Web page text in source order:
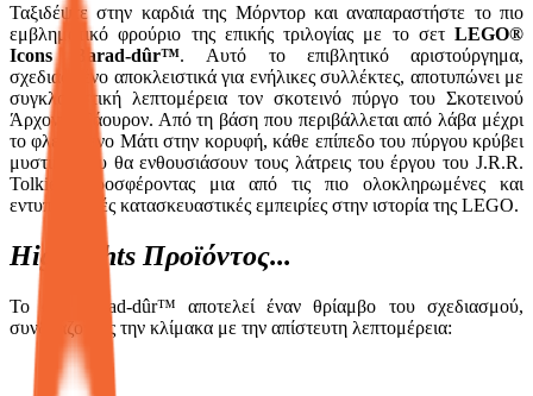
Ταξιδέψτε στην καρδιά της Μόρντορ και αναπαραστήστε το πιο
εμβληματικό φρούριο της επικής τριλογίας με το σετ LEGO®
Icons Barad-dûr™. Αυτό το επιβλητικό αριστούργημα,
σχεδιασμένο αποκλειστικά για ενήλικες συλλέκτες, αποτυπώνει με
συγκλονιστική λεπτομέρεια τον σκοτεινό πύργο του Σκοτεινού
Άρχοντα Σάουρον. Από τη βάση που περιβάλλεται από λάβα μέχρι
το φλεγόμενο Μάτι στην κορυφή, κάθε επίπεδο του πύργου κρύβει
μυστικά που θα ενθουσιάσουν τους λάτρεις του έργου του J.R.R.
Tolkien, προσφέροντας μια από τις πιο ολοκληρωμένες και
εντυπωσιακές κατασκευαστικές εμπειρίες στην ιστορία της LEGO.
Highlights Προϊόντος...
Το σετ Barad-dûr™ αποτελεί έναν θρίαμβο του σχεδιασμού,
συνδυάζοντας την κλίμακα με την απίστευτη λεπτομέρεια: